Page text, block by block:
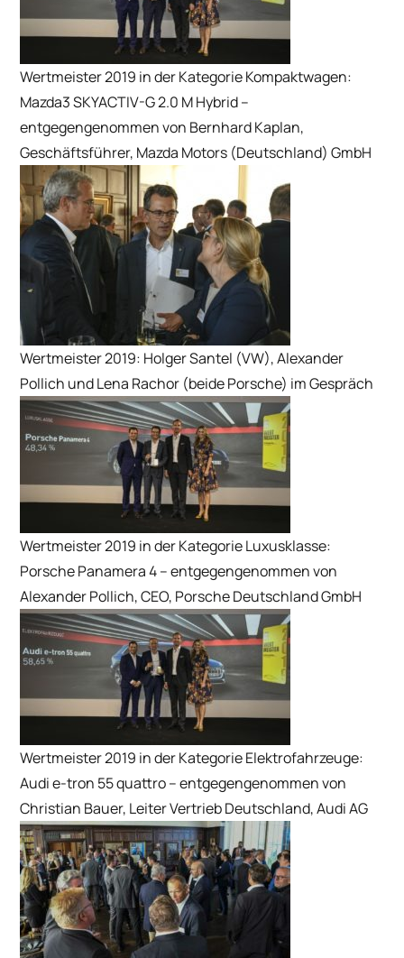
Wertmeister 2019 in der Kategorie Kompaktwagen:
Mazda3 SKYACTIV-G 2.0 M Hybrid –
entgegengenommen von Bernhard Kaplan,
Geschäftsführer, Mazda Motors (Deutschland) GmbH
Wertmeister 2019: Holger Santel (VW), Alexander
Pollich und Lena Rachor (beide Porsche) im Gespräch
Wertmeister 2019 in der Kategorie Luxusklasse:
Porsche Panamera 4 – entgegengenommen von
Alexander Pollich, CEO, Porsche Deutschland GmbH
Wertmeister 2019 in der Kategorie Elektrofahrzeuge:
Audi e-tron 55 quattro – entgegengenommen von
Christian Bauer, Leiter Vertrieb Deutschland, Audi AG